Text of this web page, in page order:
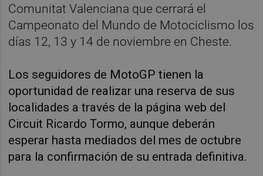
Comunitat Valenciana que cerrará el
Campeonato del Mundo de Motociclismo los
días 12, 13 y 14 de noviembre en Cheste.
Los seguidores de MotoGP tienen la
oportunidad de realizar una reserva de sus
localidades a través de la página web del
Circuit Ricardo Tormo, aunque deberán
esperar hasta mediados del mes de octubre
para la confirmación de su entrada definitiva.